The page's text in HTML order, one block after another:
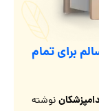
برای تمام
نوشته